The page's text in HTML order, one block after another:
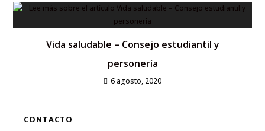
Vida saludable – Consejo estudiantil y
personería
6 agosto, 2020
CONTACTO